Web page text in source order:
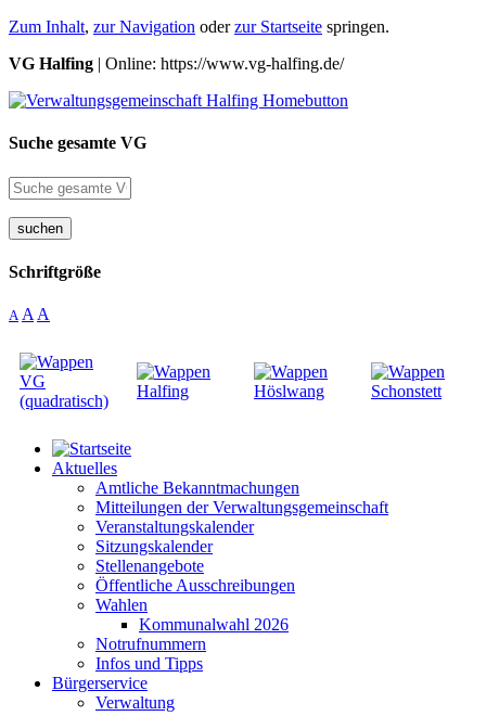
Zum Inhalt, zur Navigation oderzur Startseite springen.
VG Halfing | Online: https://www.vg-halfing.de/
Suche gesamte VG
suchen
Schriftgröße
A A A
Aktuelles
Amtliche Bekanntmachungen
Mitteilungen der Verwaltungsgemeinschaft
Veranstaltungskalender
Sitzungskalender
Stellenangebote
Öffentliche Ausschreibungen
Wahlen
Kommunalwahl 2026
Notrufnummern
Infos und Tipps
Bürgerservice
Verwaltung